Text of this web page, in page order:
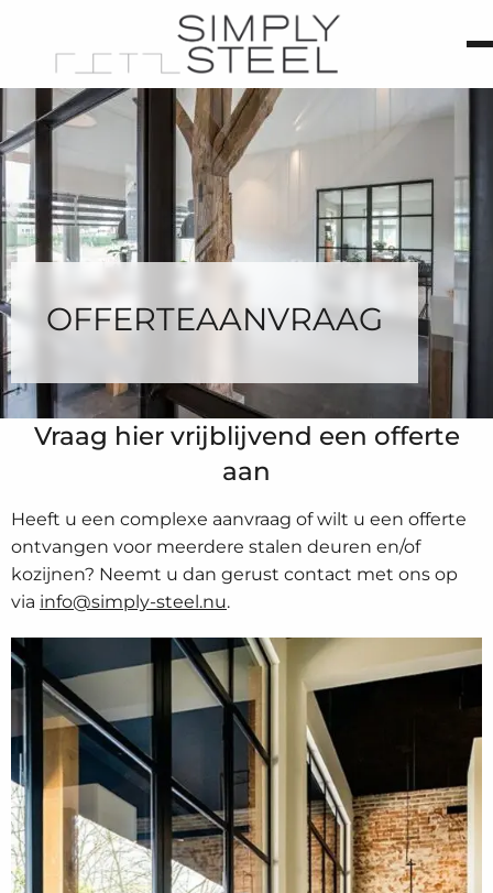
OFFERTEAANVRAAG
Vraag hier vrijblijvend een offerte
aan
Heeft u een complexe aanvraag of wilt u een offerte
ontvangen voor meerdere stalen deuren en/of
kozijnen? Neemt u dan gerust contact met ons op
via info@simply-steel.nu.